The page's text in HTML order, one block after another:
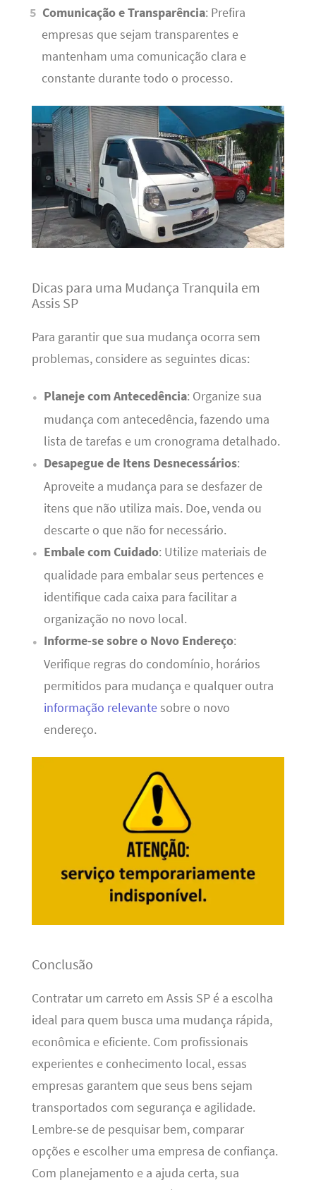
Comunicação e Transparência: Prefira
empresas que sejam transparentes e
mantenham uma comunicação clara e
constante durante todo o processo.
Dicas para uma Mudança Tranquila em
Assis SP
Para garantir que sua mudança ocorra sem
problemas, considere as seguintes dicas:
Planeje com Antecedência: Organize sua
mudança com antecedência, fazendo uma
lista de tarefas e um cronograma detalhado.
Desapegue de Itens Desnecessários:
Aproveite a mudança para se desfazer de
itens que não utiliza mais. Doe, venda ou
descarte o que não for necessário.
Embale com Cuidado: Utilize materiais de
qualidade para embalar seus pertences e
identifique cada caixa para facilitar a
organização no novo local.
Informe-se sobre o Novo Endereço:
Verifique regras do condomínio, horários
permitidos para mudança e qualquer outra
informação relevantesobre o novo
endereço.
Conclusão
Contratar um carreto em Assis SP é a escolha
ideal para quem busca uma mudança rápida,
econômica e eficiente. Com profissionais
experientes e conhecimento local, essas
empresas garantem que seus bens sejam
transportados com segurança e agilidade.
Lembre-se de pesquisar bem, comparar
opções e escolher uma empresa de confiança.
Com planejamento e a ajuda certa, sua